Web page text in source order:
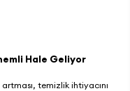
Hale Geliyor
temizlik ihtiyacını